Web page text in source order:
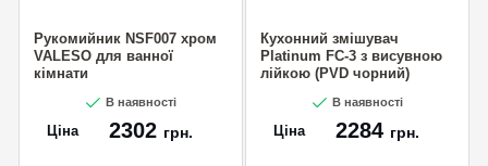
Рукомийник NSF007 хром
VALESO для ванної
кімнати
В наявності
Ціна 2302 грн.
Кухонний змішувач
Platinum FC-3 з висувною
лійкою (PVD чорний)
В наявності
Ціна 2284 грн.